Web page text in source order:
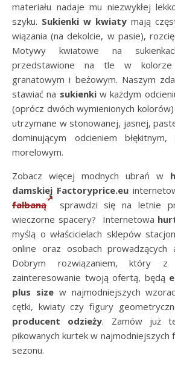
materiału nadaje mu niezwykłej
szyku. Sukienki w kwiaty mają
wiązania (na dekolcie, w pasie),
Motywy kwiatowe na
przedstawione na tle w kolorze
granatowym i beżowym. Naszym
stawiać na sukienkiw każdym
(oprócz dwóch wymienionych
utrzymane w stonowanej, jasnej,
dominującym odcieniem
morelowym.
Zobacz więcej modnych ubrań w
damskiej Factoryprice.eu
falbaną
sprawdzi się na letnie
wieczorne spacery? Internetowa
myślą o właścicielach sklepów
online oraz osobach prowadzących
Dobrym rozwiązaniem, który z
zainteresowanie twoją ofertą, będą
plus sizew najmodniejszych
cętki, kwiaty czy figury
producent odzieży. Zamów już
pikowanych kurtek w najmodniejszych
sezonu.